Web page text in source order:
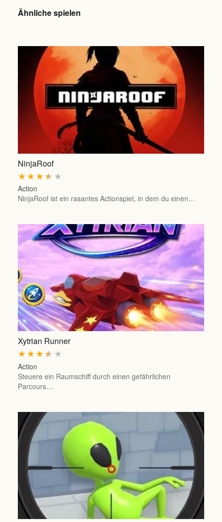
Ähnliche spielen
NinjaRoof
★
★
★
★
★
Action
NinjaRoof ist ein rasantes Actionspiel, in dem du einen…
Xytrian Runner
★
★
★
★
★
Action
Steuere ein Raumschiff durch einen gefährlichen
Parcours…